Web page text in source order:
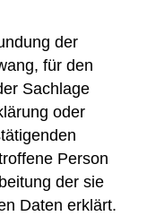
der
für den
Sachlage
oder
Person
der sie
Daten erklärt.